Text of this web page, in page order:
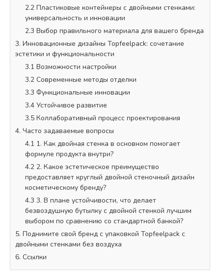
2.2 Пластиковые контейнеры с двойными стенками:
универсальность и инновации
2.3 Выбор правильного материала для вашего бренда
3. Инновационные дизайны Topfeelpack: сочетание
эстетики и функциональности
3.1 Возможности настройки
3.2 Современные методы отделки
3.3 Функциональные инновации
3.4 Устойчивое развитие
3.5 Коллаборативный процесс проектирования
4. Часто задаваемые вопросы
4.1 1. Как двойная стенка в основном помогает
формуле продукта внутри?
4.2 2. Какое эстетическое преимущество
предоставляет круглый двойной стеночный дизайн
косметическому бренду?
4.3 3. В плане устойчивости, что делает
безвоздушную бутылку с двойной стенкой лучшим
выбором по сравнению со стандартной банкой?
5. Поднимите свой бренд с упаковкой Topfeelpack с
двойными стенками без воздуха
6. Ссылки